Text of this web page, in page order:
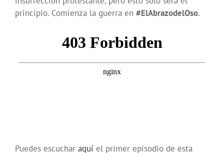
principio. Comienza la guerra en #ElAbrazodelOso.
Puedes escuchar aquí el primer episodio de esta